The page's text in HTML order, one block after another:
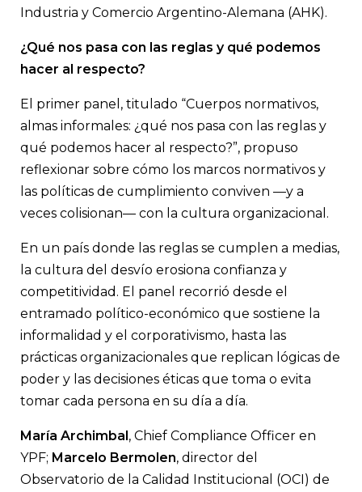
Industria y Comercio Argentino-Alemana (AHK).
¿Qué nos pasa con las reglas y qué podemos
hacer al respecto?
El primer panel, titulado “Cuerpos normativos,
almas informales: ¿qué nos pasa con las reglas y
qué podemos hacer al respecto?”, propuso
reflexionar sobre cómo los marcos normativos y
las políticas de cumplimiento conviven —y a
veces colisionan— con la cultura organizacional.
En un país donde las reglas se cumplen a medias,
la cultura del desvío erosiona confianza y
competitividad. El panel recorrió desde el
entramado político-económico que sostiene la
informalidad y el corporativismo, hasta las
prácticas organizacionales que replican lógicas de
poder y las decisiones éticas que toma o evita
tomar cada persona en su día a día.
María Archimbal, Chief Compliance Officer en
YPF; Marcelo Bermolen, director del
Observatorio de la Calidad Institucional (OCI) de